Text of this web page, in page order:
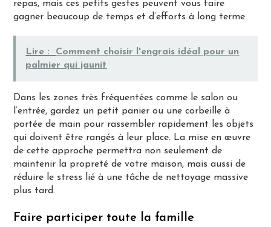
repas, mais ces petits gestes peuvent vous faire
gagner beaucoup de temps et d’efforts à long terme.
Lire :
Comment choisir l'engrais idéal pour un
palmier qui jaunit
Dans les zones très fréquentées comme le salon ou
l’entrée, gardez un petit panier ou une corbeille à
portée de main pour rassembler rapidement les objets
qui doivent être rangés à leur place. La mise en œuvre
de cette approche permettra non seulement de
maintenir la propreté de votre maison, mais aussi de
réduire le stress lié à une tâche de nettoyage massive
plus tard.
Faire participer toute la famille